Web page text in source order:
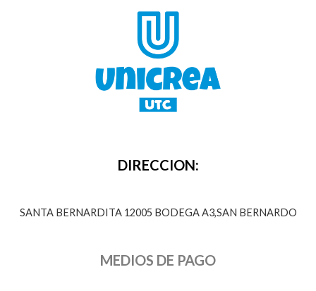
DIRECCION:
SANTA BERNARDITA 12005 BODEGA A3,SAN BERNARDO
MEDIOS DE PAGO